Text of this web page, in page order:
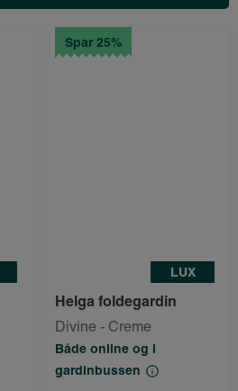
Spar 25%
LUX
Helga foldegardin
Divine - Creme
Både online og i
gardinbussen